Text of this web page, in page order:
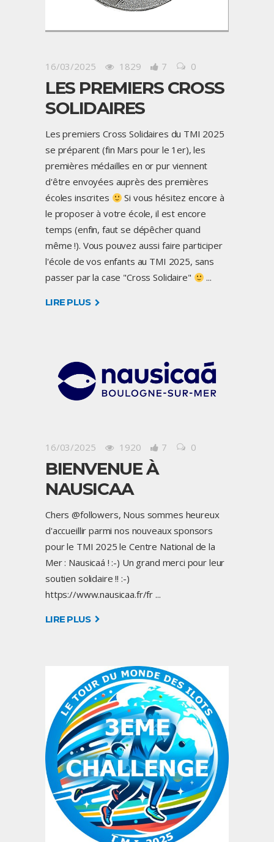
16/03/2025 1829 7 0
LES PREMIERS CROSS
SOLIDAIRES
Les premiers Cross Solidaires du TMI 2025
se préparent (fin Mars pour le 1er), les
premières médailles en or pur viennent
d'être envoyées auprès des premières
écoles inscrites
Si vous hésitez encore à
le proposer à votre école, il est encore
temps (enfin, faut se dépêcher quand
même !). Vous pouvez aussi faire participer
l'école de vos enfants au TMI 2025, sans
passer par la case "Cross Solidaire"
LIRE PLUS
16/03/2025 1920 7 0
BIENVENUE À
NAUSICAA
Chers @followers, Nous sommes heureux
d'accueillir parmi nos nouveaux sponsors
pour le TMI 2025 le Centre National de la
Mer : Nausicaá ! :-) Un grand merci pour leur
soutien solidaire !! :-)
https://www.nausicaa.fr/fr
LIRE PLUS